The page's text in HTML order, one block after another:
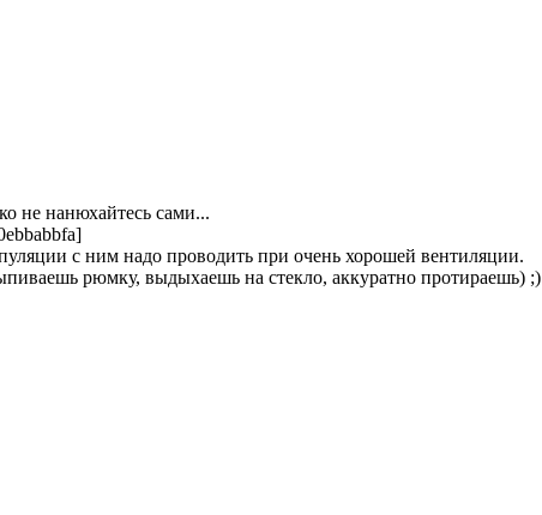
не нанюхайтесь сами...
с ним надо проводить при очень хорошей вентиляции.
рюмку, выдыхаешь на стекло, аккуратно протираешь) ;)